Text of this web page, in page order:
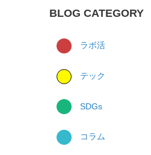
BLOG CATEGORY
ラボ活
テック
SDGs
コラム